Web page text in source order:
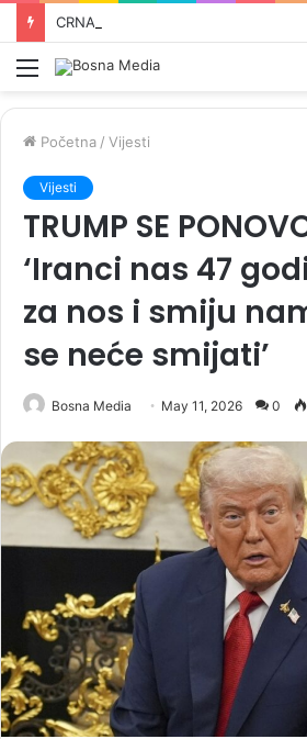
Meni
Početna / Vijesti
Vijesti
TRUMP SE
‘Iranci nas 47
za nos i smiju
se neće smijati’
Bosna Media May 11, 2026 0